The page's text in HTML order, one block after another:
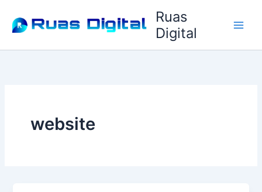
konten
Ruas
Digital
website